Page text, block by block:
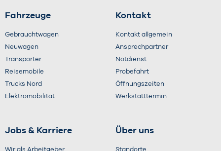
Fahrzeuge
Gebrauchtwagen
Neuwagen
Transporter
Reisemobile
Trucks Nord
Elektromobilität
Kontakt
Kontakt allgemein
Ansprechpartner
Notdienst
Probefahrt
Öffnungszeiten
Werkstatttermin
Jobs & Karriere Über uns